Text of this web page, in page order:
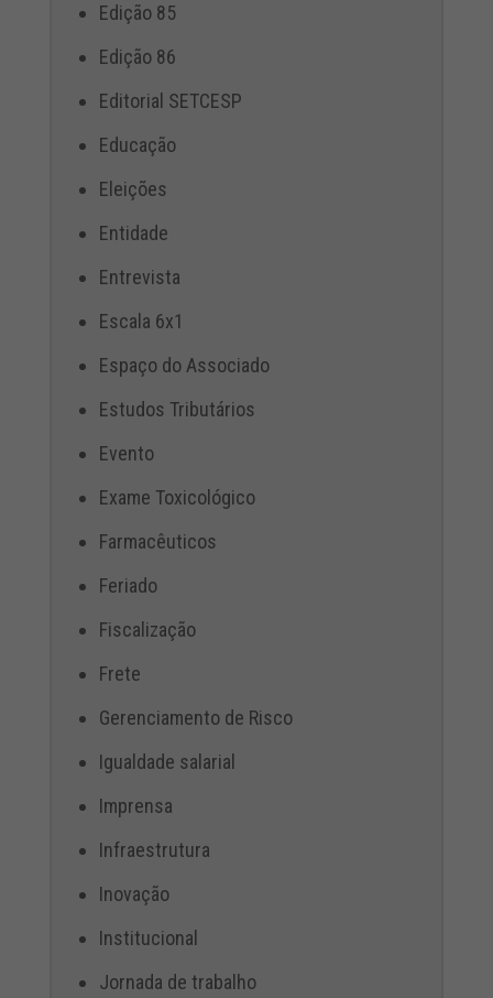
Edição 85
Edição 86
Editorial SETCESP
Educação
Eleições
Entidade
Entrevista
Escala 6x1
Espaço do Associado
Estudos Tributários
Evento
Exame Toxicológico
Farmacêuticos
Feriado
Fiscalização
Frete
Gerenciamento de Risco
Igualdade salarial
Imprensa
Infraestrutura
Inovação
Institucional
Jornada de trabalho